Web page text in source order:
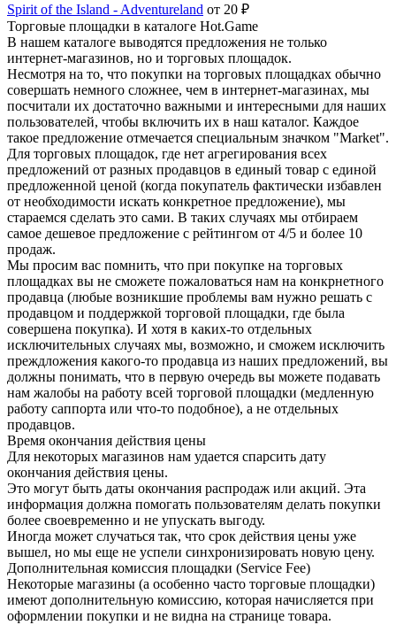
Spirit of the Island - Adventureland от 20 ₽
Торговые площадки в каталоге Hot.Game
В нашем каталоге выводятся предложения не только
интернет-магазинов, но и торговых площадок.
Несмотря на то, что покупки на торговых площадках обычно
совершать немного сложнее, чем в интернет-магазинах, мы
посчитали их достаточно важными и интересными для наших
пользователей, чтобы включить их в наш каталог. Каждое
такое предложение отмечается специальным значком "Market".
Для торговых площадок, где нет агрегирования всех
предложений от разных продавцов в единый товар с единой
предложенной ценой (когда покупатель фактически избавлен
от необходимости искать конкретное предложение), мы
стараемся сделать это сами. В таких случаях мы отбираем
самое дешевое предложение с рейтингом от 4/5 и более 10
продаж.
Мы просим вас помнить, что при покупке на торговых
площадках вы не сможете пожаловаться нам на конкрнетного
продавца (любые возникшие проблемы вам нужно решать с
продавцом и поддержкой торговой площадки, где была
совершена покупка). И хотя в каких-то отдельных
исключительных случаях мы, возможно, и сможем исключить
преждложения какого-то продавца из наших предложений, вы
должны понимать, что в первую очередь вы можете подавать
нам жалобы на работу всей торговой площадки (медленную
работу саппорта или что-то подобное), а не отдельных
продавцов.
Время окончания действия цены
Для некоторых магазинов нам удается спарсить дату
окончания действия цены.
Это могут быть даты окончания распродаж или акций. Эта
информация должна помогать пользователям делать покупки
более своевременно и не упускать выгоду.
Иногда может случаться так, что срок действия цены уже
вышел, но мы еще не успели синхронизировать новую цену.
Дополнительная комиссия площадки (Service Fee)
Некоторые магазины (а особенно часто торговые площадки)
имеют дополнительную комиссию, которая начисляется при
оформлении покупки и не видна на странице товара.